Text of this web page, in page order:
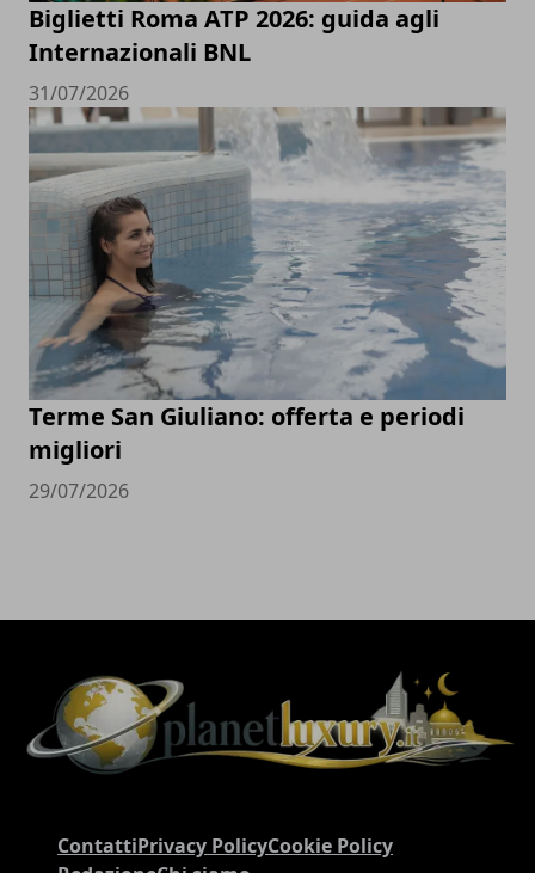
Biglietti Roma ATP 2026: guida agli
Internazionali BNL
31/07/2026
Terme San Giuliano: offerta e periodi
migliori
29/07/2026
ContattiPrivacy PolicyCookie Policy